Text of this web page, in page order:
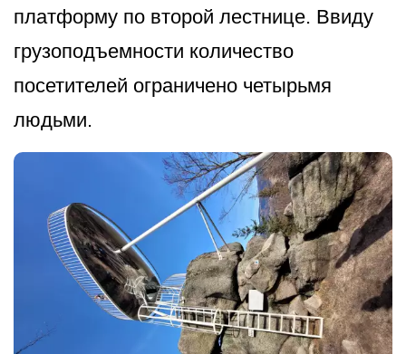
платформу по второй лестнице. Ввиду
грузоподъемности количество
посетителей ограничено четырьмя
людьми.